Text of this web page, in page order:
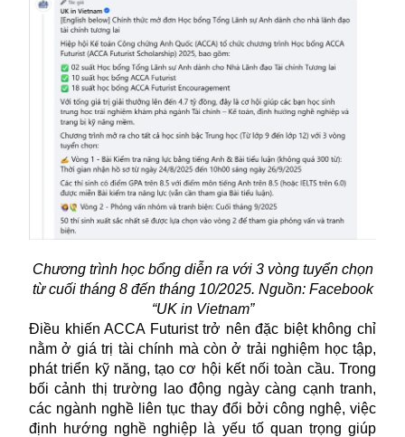
Chương trình học bổng diễn ra với 3 vòng tuyển chọn
từ cuối tháng 8 đến tháng 10/2025. Nguồn: Facebook
“UK in Vietnam”
Điều khiến ACCA Futurist trở nên đặc biệt không chỉ
nằm ở giá trị tài chính mà còn ở trải nghiệm học tập,
phát triển kỹ năng, tạo cơ hội kết nối toàn cầu. Trong
bối cảnh thị trường lao động ngày càng cạnh tranh,
các ngành nghề liên tục thay đổi bởi công nghệ, việc
định hướng nghề nghiệp là yếu tố quan trọng giúp